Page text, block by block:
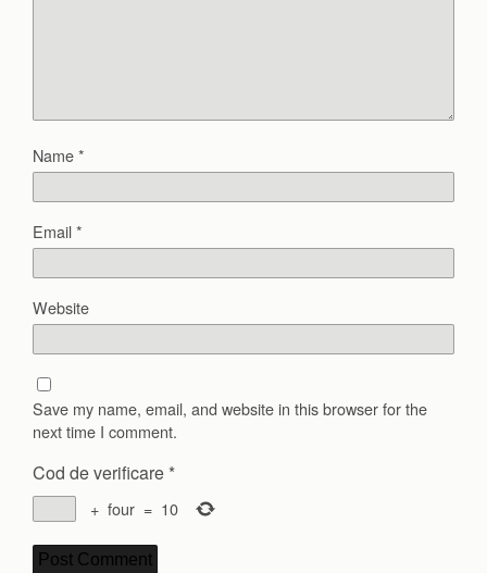
Name*
Email*
Website
Save my name, email, and website in this browser for the
next time I comment.
Cod de verificare *
+ four = 10